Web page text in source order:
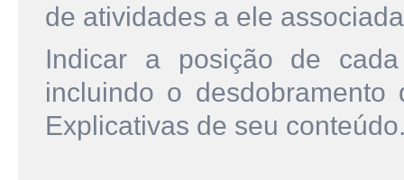
de atividades a ele
Indicar a posição de
incluindo o
Explicativas de seu